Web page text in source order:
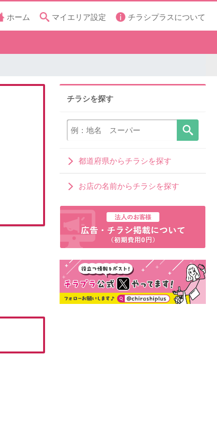
ホーム マイエリア設定 チラシプラスについて
チラシを探す
都道府県からチラシを探す
お店の名前からチラシを探す